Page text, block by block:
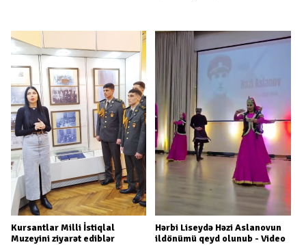
Kursantlar Milli İstiqlal
Muzeyini ziyarət ediblər
Hərbi Liseydə Həzi Aslanovun
ildönümü qeyd olunub - Video